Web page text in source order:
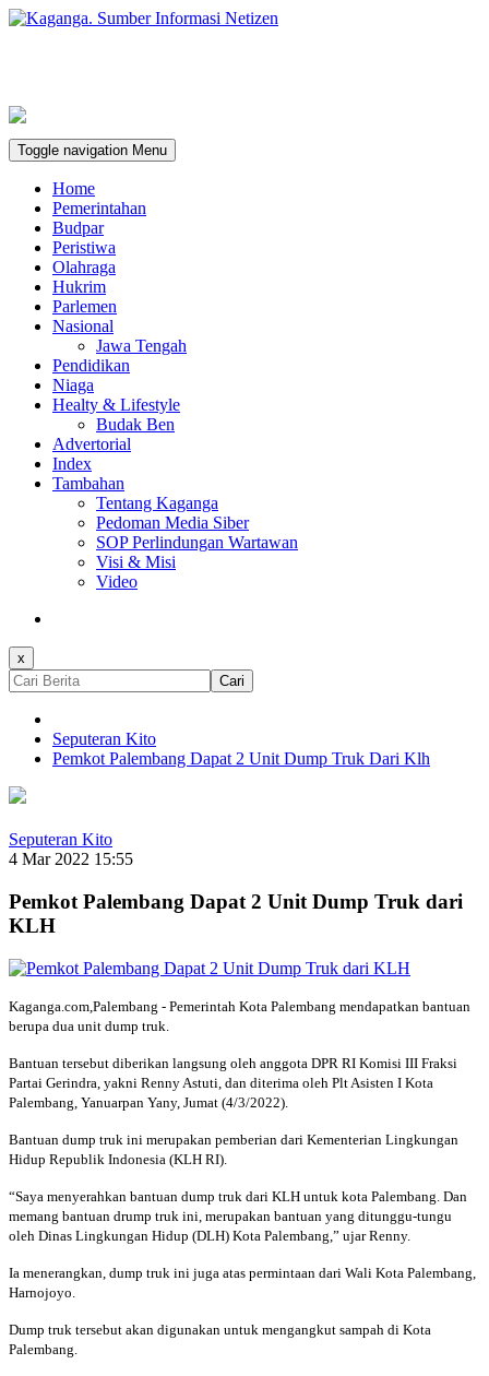
Toggle navigation Menu
Home
Pemerintahan
Budpar
Peristiwa
Olahraga
Hukrim
Parlemen
Nasional
Jawa Tengah
Pendidikan
Niaga
Healty & Lifestyle
Budak Ben
Advertorial
Index
Tambahan
Tentang Kaganga
Pedoman Media Siber
SOP Perlindungan Wartawan
Visi & Misi
Video
x
Cari
Seputeran Kito
Pemkot Palembang Dapat 2 Unit Dump Truk Dari Klh
Seputeran Kito
4 Mar 2022 15:55
Pemkot Palembang Dapat 2 Unit Dump Truk dari
KLH
Kaganga.com,Palembang - Pemerintah Kota Palembang mendapatkan bantuan
berupa dua unit dump truk.
Bantuan tersebut diberikan langsung oleh anggota DPR RI Komisi III Fraksi
Partai Gerindra, yakni Renny Astuti, dan diterima oleh Plt Asisten I Kota
Palembang, Yanuarpan Yany, Jumat (4/3/2022).
Bantuan dump truk ini merupakan pemberian dari Kementerian Lingkungan
Hidup Republik Indonesia (KLH RI).
“Saya menyerahkan bantuan dump truk dari KLH untuk kota Palembang. Dan
memang bantuan drump truk ini, merupakan bantuan yang ditunggu-tungu
oleh Dinas Lingkungan Hidup (DLH) Kota Palembang,” ujar Renny.
Ia menerangkan, dump truk ini juga atas permintaan dari Wali Kota Palembang,
Harnojoyo.
Dump truk tersebut akan digunakan untuk mengangkut sampah di Kota
Palembang.